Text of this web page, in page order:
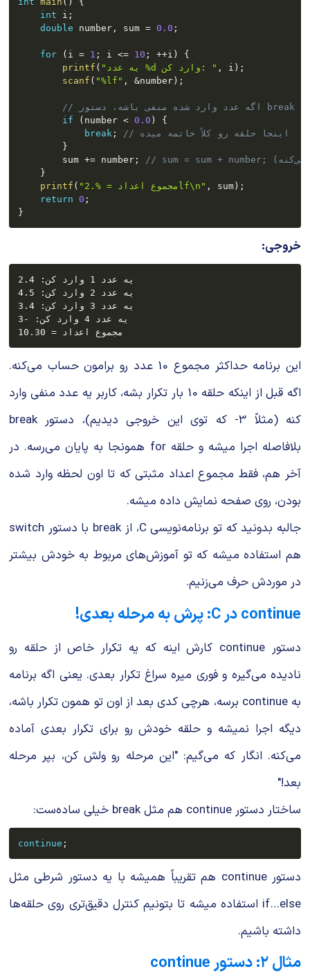
int i ;
double number , sum = 0.0 ;
for ( i = 1 ; i <= 10 ; ++i )
{
printf ( "یه عدد %d وارد کن: " , i ) ;
scanf ( "%lf" , &number ) ;
if
( number < 0.0 )
{
break ;
// اینجا حلقه رو کلاً خاتمه میده
}
        sum
+= number ;
}
printf ( "مجموع اعداد = %.2lf\n" , sum ) ;
return 0 ;
}
خروجی:
یه عدد 1 وارد کن: 2.4
یه عدد 2 وارد کن: 4.5
یه عدد 3 وارد کن: 3.4
یه عدد 4 وارد کن: -3
این برنامه حداکثر مجموع 10 عدد رو برامون حساب می‌کنه.
اگه قبل از اینکه حلقه 10 بار تکرار بشه، کاربر یه عدد منفی وارد
کنه (مثلاً -3 که توی این خروجی دیدیم)، دستور break
بلافاصله اجرا میشه و حلقهfor همونجا به پایان می‌رسه. در
آخر هم، فقط مجموع اعداد مثبتی که تا اون لحظه وارد شده
بودن، روی صفحه نمایش داده میشه.
جالبه بدونید که تو برنامه‌نویسی C، از
break با دستور switch
هم استفاده میشه که تو آموزش‌های مربوط به خودش بیشتر
در موردش حرف می‌زنیم.
continue در C: پرش به مرحله بعدی!
دستور continue کارش اینه که یه تکرار خاص از حلقه رو
نادیده می‌گیره و فوری میره سراغ تکرار بعدی. یعنی اگه برنامه
بهcontinue برسه، هرچی کدی بعد از اون تو همون تکرار باشه،
دیگه اجرا نمیشه و حلقه خودش رو برای تکرار بعدی آماده
می‌کنه. انگار که می‌گیم: "این مرحله رو ولش کن، بپر مرحله
بعد!"
ساختار دستور continue هم مثل break خیلی ساده‌ست:
continue ;
دستورcontinue هم تقریباً همیشه با یه دستور شرطی مثل
if…else استفاده میشه تا بتونیم کنترل دقیق‌تری روی حلقه‌ها
داشته باشیم.
مثال ۲: دستور continue